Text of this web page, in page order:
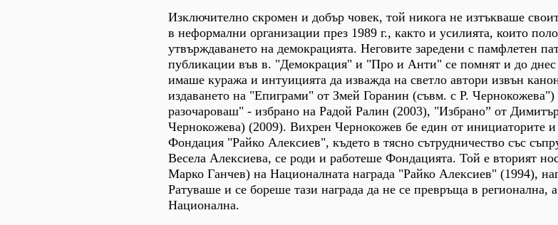
Изключително скромен и добър човек, той никога не изтъкваше
в неформални организации през 1989 г., както и усилията, които
утвърждаването на демокрацията. Неговите заредени с памфлетен
публикации във в. "Демокрация" и "Про и Анти" се помнят и до днес
имаше куража и интуицията да изважда на светло автори извън
издаването на "Епиграми" от Змей Горанин (съвм. с Р.
разочароваш" - избрано на Радой Ралин (2003), "Избрано” от
Чернокожева) (2009). Вихрен Чернокожев бе един от инициаторите и
Фондация "Райко Алексиев", където в тясно сътрудничество със
Весела Алексиева, се роди и работеше Фондацията. Той е вторият
Марко Ганчев) на Националната награда "Райко Алексиев" (1994),
Ратуваше и се бореше тази награда да не се превръща в регионална,
Национална.